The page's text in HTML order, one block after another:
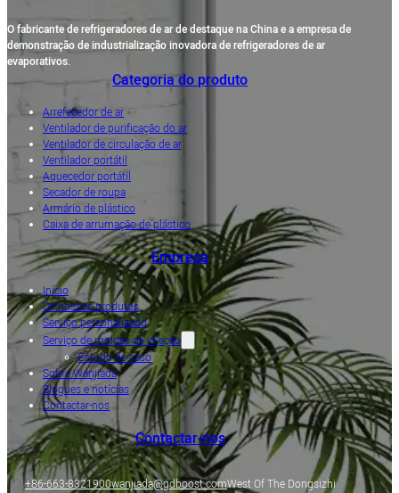
O fabricante de refrigeradores de ar de destaque na China e a empresa de
demonstração de industrialização inovadora de refrigeradores de ar
evaporativos.
Categoria do produto
Arrefecedor de ar
Ventilador de purificação do ar
Ventilador de circulação de ar
Ventilador portátil
Aquecedor portátil
Secador de roupa
Armário de plástico
Caixa de arrumação de plástico
Empresa
Início
Os nossos produtos
Serviço personalizado
Serviço de moldes de injeção
Estudo de caso
Sobre Wanjiada
Blogues e notícias
Contactar-nos
Contactar-nos
+86-663-8321900wanjiada@gdboost.comWest Of The Dongsizhi